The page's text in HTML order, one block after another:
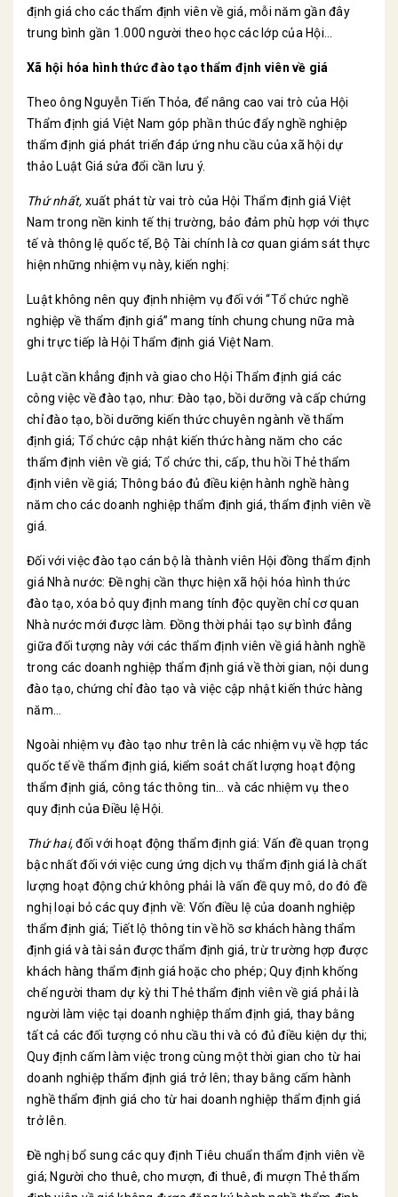
định giá cho các thẩm định viên về giá, mỗi năm gần đây
trung bình gần 1.000 người theo học các lớp của Hội…
Xã hội hóa hình thức đào tạo thẩm định viên về giá
Theo ông Nguyễn Tiến Thỏa, để nâng cao vai trò của Hội
Thẩm định giá Việt Nam góp phần thúc đẩy nghề nghiệp
thẩm định giá phát triển đáp ứng nhu cầu của xã hội dự
thảo Luật Giá sửa đổi cần lưu ý.
Thứ nhất, xuất phát từ vai trò của Hội Thẩm định giá Việt
Nam trong nền kinh tế thị trường, bảo đảm phù hợp với thực
tế và thông lệ quốc tế, Bộ Tài chính là cơ quan giám sát thực
hiện những nhiệm vụ này, kiến nghị:
Luật không nên quy định nhiệm vụ đối với “Tổ chức nghề
nghiệp về thẩm định giá” mang tính chung chung nữa mà
ghi trực tiếp là Hội Thẩm định giá Việt Nam.
Luật cần khẳng định và giao cho Hội Thẩm định giá các
công việc về đào tạo, như: Đào tạo, bồi dưỡng và cấp chứng
chỉ đào tạo, bồi dưỡng kiến thức chuyên ngành về thẩm
định giá; Tổ chức cập nhật kiến thức hàng năm cho các
thẩm định viên về giá; Tổ chức thi, cấp, thu hồi Thẻ thẩm
định viên về giá; Thông báo đủ điều kiện hành nghề hàng
năm cho các doanh nghiệp thẩm định giá, thẩm định viên về
giá.
Đối với việc đào tạo cán bộ là thành viên Hội đồng thẩm định
giá Nhà nước: Đề nghị cần thực hiện xã hội hóa hình thức
đào tạo, xóa bỏ quy định mang tính độc quyền chỉ cơ quan
Nhà nước mới được làm. Đồng thời phải tạo sự bình đẳng
giữa đối tượng này với các thẩm định viên về giá hành nghề
trong các doanh nghiệp thẩm định giá về thời gian, nội dung
đào tạo, chứng chỉ đào tạo và việc cập nhật kiến thức hàng
năm…
Ngoài nhiệm vụ đào tạo như trên là các nhiệm vụ về hợp tác
quốc tế về thẩm định giá, kiểm soát chất lượng hoạt động
thẩm định giá, công tác thông tin… và các nhiệm vụ theo
quy định của Điều lệ Hội.
Thứ hai,đối với hoạt động thẩm định giá: Vấn đề quan trọng
bậc nhất đối với việc cung ứng dịch vụ thẩm định giá là chất
lượng hoạt động chứ không phải là vấn đề quy mô, do đó đề
nghị loại bỏ các quy định về: Vốn điều lệ của doanh nghiệp
thẩm định giá; Tiết lộ thông tin về hồ sơ khách hàng thẩm
định giá và tài sản được thẩm định giá, trừ trường hợp được
khách hàng thẩm định giá hoặc cho phép; Quy định khống
chế người tham dự kỳ thi Thẻ thẩm định viên về giá phải là
người làm việc tại doanh nghiệp thẩm định giá, thay bằng
tất cả các đối tượng có nhu cầu thi và có đủ điều kiện dự thi;
Quy định cấm làm việc trong cùng một thời gian cho từ hai
doanh nghiệp thẩm định giá trở lên; thay bằng cấm hành
nghề thẩm định giá cho từ hai doanh nghiệp thẩm định giá
trở lên.
Đề nghị bổ sung các quy định Tiêu chuẩn thẩm định viên về
giá; Người cho thuê, cho mượn, đi thuê, đi mượn Thẻ thẩm